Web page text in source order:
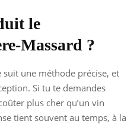
le
Massard ?
suit une méthode précise, et
Si tu te demandes
plus cher qu’un vin
tient souvent au temps, à la